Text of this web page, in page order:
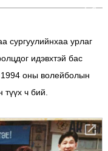
сургуулийнхаа урлаг
идэвхтэй бас
1994 оны волейболын
ч бий.